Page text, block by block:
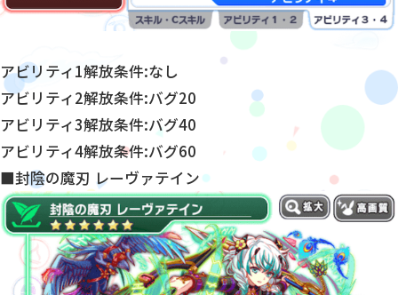
アビリティ1解放条件:なし
アビリティ2解放条件:バグ20
アビリティ3解放条件:バグ40
アビリティ4解放条件:バグ60
■封陰の魔刃 レーヴァテイン